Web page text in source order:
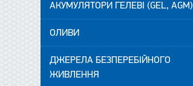
АКУМУЛЯТОРИ ГЕЛЕВІ (GEL, AGM)
ОЛИВИ
ДЖЕРЕЛА БЕЗПЕРЕБІЙНОГО
ЖИВЛЕННЯ